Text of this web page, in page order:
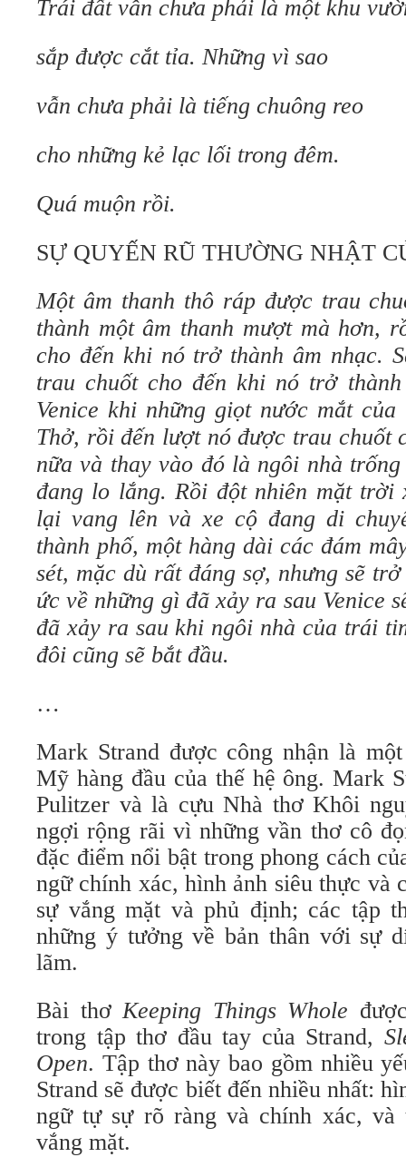
Trái đất vẫn chưa phải là một khu
sắp được cắt tỉa. Những vì sao
vẫn chưa phải là tiếng chuông reo
cho những kẻ lạc lối trong đêm.
Quá muộn rồi.
SỰ QUYẾN RŨ THƯỜNG NHẬT
Một âm thanh thô ráp được trau
thành một âm thanh mượt mà hơn,
cho đến khi nó trở thành âm nhạc.
trau chuốt cho đến khi nó trở
Venice khi những giọt nước mắt
Thở, rồi đến lượt nó được trau chuốt
nữa và thay vào đó là ngôi nhà
đang lo lắng. Rồi đột nhiên mặt trời
lại vang lên và xe cộ đang di
thành phố, một hàng dài các đám
sét, mặc dù rất đáng sợ, nhưng sẽ
ức về những gì đã xảy ra sau Venice
đã xảy ra sau khi ngôi nhà của trái
đôi cũng sẽ bắt đầu.
…
Mark Strand được công nhận là
Mỹ hàng đầu của thế hệ ông. Mark
Pulitzer và là cựu Nhà thơ Khôi
ngợi rộng rãi vì những vần thơ cô
đặc điểm nổi bật trong phong cách
ngữ chính xác, hình ảnh siêu thực và
sự vắng mặt và phủ định; các tập
những ý tưởng về bản thân với sự
lãm.
Bài thơKeeping Things Whole
trong tập thơ đầu tay của Strand,
Open. Tập thơ này bao gồm nhiều
Strand sẽ được biết đến nhiều nhất:
ngữ tự sự rõ ràng và chính xác, và
vắng mặt.